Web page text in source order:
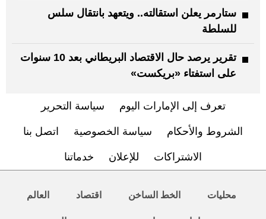
ستارمر يعلن استقالته.. ويتعهد بانتقال سلس
للسلطة
تقرير يرصد حال الاقتصاد البريطاني بعد 10 سنوات
على استفتاء «بريكست»
تعرف إلى الإمارات اليوم سياسة التحرير
الشروط والأحكام سياسة الخصوصية اتصل بنا
الاشتراكات للإعلان خدماتنا
محليات الخط الساخن اقتصاد العالم